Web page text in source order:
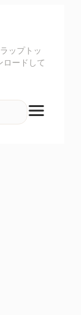
ップトッ
ードして